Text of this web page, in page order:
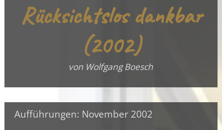
Rücksichtslos dankbar
(2002)
von Wolfgang Boesch
Aufführungen: November 2002